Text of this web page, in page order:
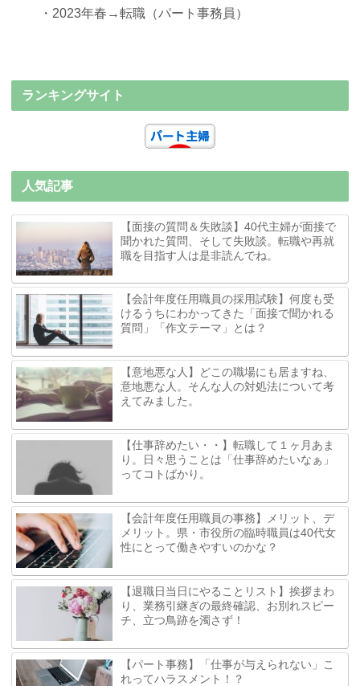
・2023年春→転職（パート事務員）
ランキングサイト
人気記事
【面接の質問＆失敗談】40代主婦が面接で
聞かれた質問、そして失敗談。転職や再就
職を目指す人は是非読んでね。
【会計年度任用職員の採用試験】何度も受
けるうちにわかってきた「面接で聞かれる
質問」「作文テーマ」とは？
【意地悪な人】どこの職場にも居ますね、
意地悪な人。そんな人の対処法について考
えてみました。
【仕事辞めたい・・】転職して１ヶ月あま
り。日々思うことは「仕事辞めたいなぁ」
ってコトばかり。
【会計年度任用職員の事務】メリット、デ
メリット。県・市役所の臨時職員は40代女
性にとって働きやすいのかな？
【退職日当日にやることリスト】挨拶まわ
り、業務引継ぎの最終確認、お別れスピー
チ、立つ鳥跡を濁さず！
【パート事務】「仕事が与えられない」こ
れってハラスメント！？